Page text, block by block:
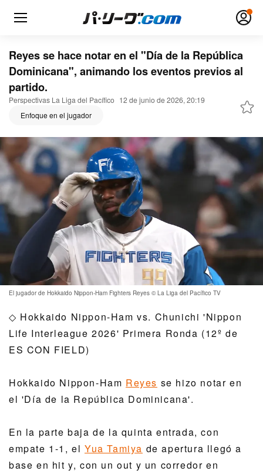
Regístrese para obtener
una cuenta gratuita
Acceso
Top
Vídeo
Horarios y Resultados
Clasificación y Resultados
Temporada regular del primer equipo
Distrito Este
Interliga
Directorio de jugadores
Directorio de jugadores superior
Hokkaido Nippon-Ham Fighters
Tohoku Rakuten Golden Eagles
Chiba Lotte Marines
Fukuoka Softbank Hawks
Noticias
configuración
Reyes se hace notar en el "Día de la República
Dominicana", animando los eventos previos al
partido.
Perspectivas La Liga del Pacífico 12 de junio de 2026, 20:19
Enfoque en el jugador
El jugador de Hokkaido Nippon-Ham Fighters Reyes © La Liga del Pacífico TV
◇ Hokkaido Nippon-Ham vs. Chunichi 'Nippon
Life Interleague 2026' Primera Ronda (12º de
ES CON FIELD)
Hokkaido Nippon-Ham Reyes se hizo notar en
el 'Día de la República Dominicana'.
En la parte baja de la quinta entrada, con
empate 1-1, el Yua Tamiya de apertura llegó a
base en hit y, con un out y un corredor en